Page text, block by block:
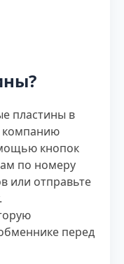
пластины в
компанию
кнопок
по номеру
или отправьте
перед